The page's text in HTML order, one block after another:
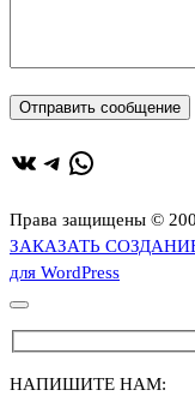
ВКонтакте
Telegram
WhatsApp
Права защищены ©
ЗАКАЗАТЬ
для WordPress
НАПИШИТЕ НАМ: